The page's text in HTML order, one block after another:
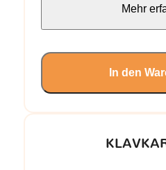
Mehr
In den